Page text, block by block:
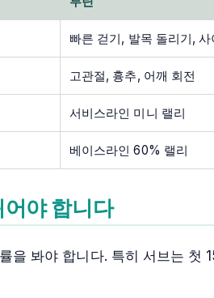
빠른 걷기, 발목 돌리기, 사
고관절, 흉추, 어깨 회전
서비스라인 미니 랠리
베이스라인 60% 랠리
야 합니다
을 봐야 합니다. 특히 서브는